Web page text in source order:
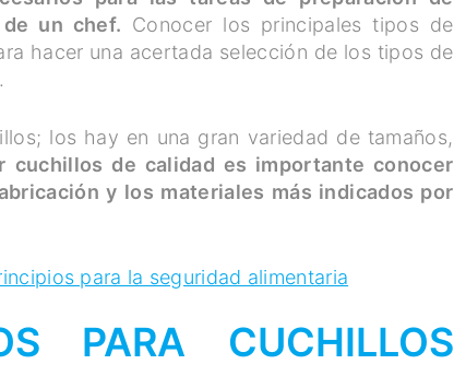
un chef. Conocer los principales tipos de
hacer una acertada selección de los tipos de
los hay en una gran variedad de tamaños,
cuchillos de calidad es importante conocer
y los materiales más indicados por
para la seguridad alimentaria
PARA CUCHILLOS